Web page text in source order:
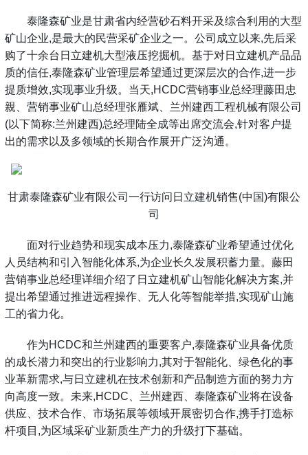
泰隆森矿业是甘肃省内经营砂石料开采及综合利用的大型
矿山企业,是最大的民营采矿企业之一。公司成立以来,先后采
购了十余台日立建机大型液压挖掘机。基于对日立建机产品品
质的信任,泰隆森矿业管理层希望通过更深层次的合作,进一步
提质增效,实现事业升级。当天,HCDC营销事业总经理藤田忠
親、营销事业矿山总经理张雁斌、兰州建西工程机械有限公司
(以下简称:兰州建西)总经理陆全成等出席交流会,针对客户提
出的需求以及多领域的长期合作展开广泛沟通。
甘肃泰隆森矿业有限公司一行访问日立建机销售(中国)有限公
司
面对行业趋势和现实成本压力,泰隆森矿业希望通过优化
人员结构和引入智能化体系,为企业长久发展积蓄力量。藤田
营销事业总经理详细介绍了日立建机矿山智能化解决方案,并
提出希望通过推进远程操作、无人化等智能举措,实现矿山施
工的省力化。
作为HCDC和兰州建西的重要客户,泰隆森矿业具备优质
的成长潜力和突出的行业影响力,其对于智能化、绿色化的事
业革新需求,与日立建机在技术创新和产品制造方面的努力方
向高度一致。未来,HCDC、兰州建西、泰隆森矿业将在设备
供应、技术合作、市场拓展等领域开展密切合作,携手打造标
杆项目,为区域采矿业新质生产力的升级打下基础。